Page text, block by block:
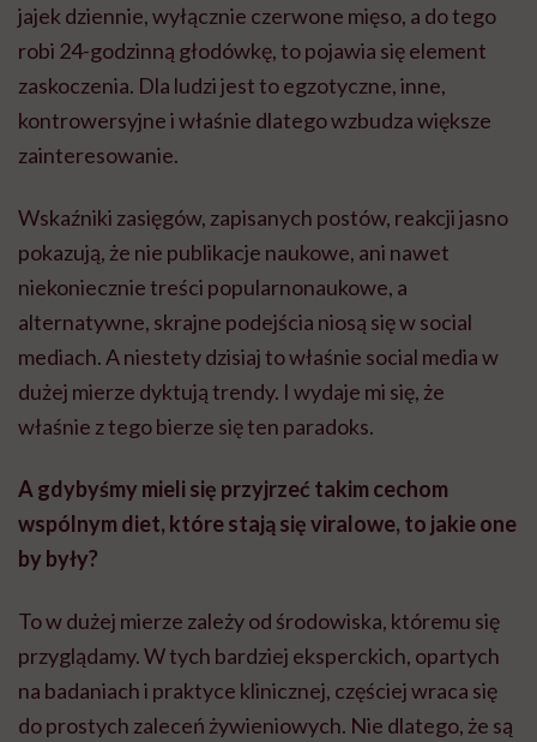
jajek dziennie, wyłącznie czerwone mięso, a do tego
robi 24-godzinną głodówkę, to pojawia się element
zaskoczenia. Dla ludzi jest to egzotyczne, inne,
kontrowersyjne i właśnie dlatego wzbudza większe
zainteresowanie.
Wskaźniki zasięgów, zapisanych postów, reakcji jasno
pokazują, że nie publikacje naukowe, ani nawet
niekoniecznie treści popularnonaukowe, a
alternatywne, skrajne podejścia niosą się w social
mediach. A niestety dzisiaj to właśnie social media w
dużej mierze dyktują trendy. I wydaje mi się, że
właśnie z tego bierze się ten paradoks.
A gdybyśmy mieli się przyjrzeć takim cechom
wspólnym diet, które stają się viralowe, to jakie one
by były?
To w dużej mierze zależy od środowiska, któremu się
przyglądamy. W tych bardziej eksperckich, opartych
na badaniach i praktyce klinicznej, częściej wraca się
do prostych zaleceń żywieniowych. Nie dlatego, że są